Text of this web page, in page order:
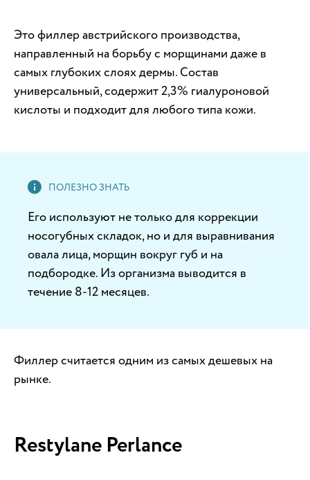
Это филлер австрийского производства,
направленный на борьбу с морщинами даже в
самых глубоких слоях дермы. Состав
универсальный, содержит 2,3% гиалуроновой
кислоты и подходит для любого типа кожи.
Его используют не только для коррекции
носогубных складок, но и для выравнивания
овала лица, морщин вокруг губ и на
подбородке. Из организма выводится в
течение 8-12 месяцев.
Филлер считается одним из самых дешевых на
рынке.
Restylane Perlance